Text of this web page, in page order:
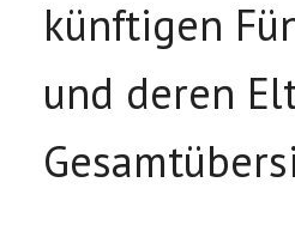
künftigen
und deren